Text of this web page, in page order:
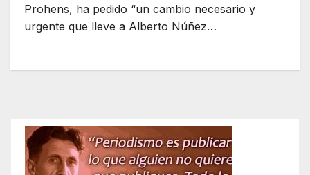
Prohens, ha pedido “un cambio necesario y
urgente que lleve a Alberto Núñez…